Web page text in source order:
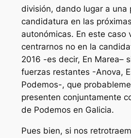
división, dando lugar a una
candidatura en las
autonómicas. En este caso
centrarnos no en la
2016 -es decir, En Marea–
fuerzas restantes -Anova,
Podemos-, que
presenten conjuntamente
de Podemos en Galicia.
Pues bien, si nos